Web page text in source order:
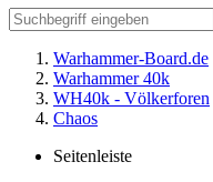
Warhammer-Board.de
Warhammer 40k
WH40k - Völkerforen
Chaos
Seitenleiste